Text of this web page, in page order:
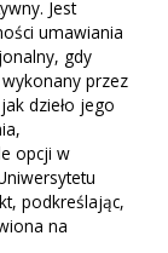
Jest
umawiania
gdy
przez
dzieło jego
opcji w
podkreślając,
na